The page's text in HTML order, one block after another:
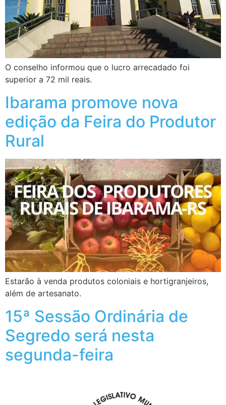
O conselho informou que o lucro arrecadado foi
superior a 72 mil reais.
Ibarama promove nova
edição da Feira do Produtor
Rural
Estarão à venda produtos coloniais e hortigranjeiros,
além de artesanato.
15ª Sessão Ordinária de
Segredo será nesta
segunda-feira